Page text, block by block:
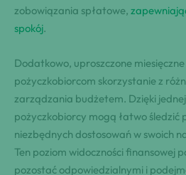
zobowiązania spłatowe,
spokój.
Dodatkowo, uproszczone
pożyczkobiorcom skorzystanie z
zarządzania budżetem. Dzięki
pożyczkobiorcy mogą łatwo śledzić
niezbędnych dostosowań w swoich
Ten poziom widoczności finansowej
pozostać odpowiedzialnymi i